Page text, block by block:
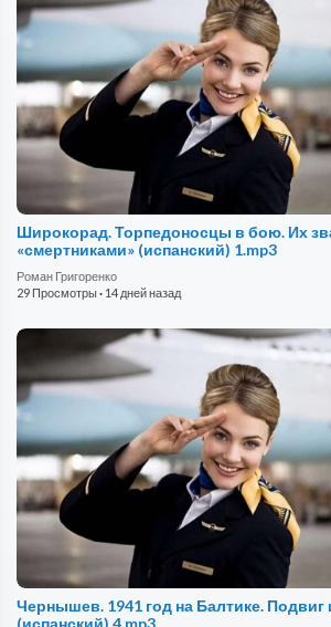
Широкорад. Торпедоносцы в бою. Их
«смертниками» (испанский) 1.mp3
Роман Григоренко
29 Просмотры· 14 дней назад
Чернышев. 1941 год на Балтике. Подвиг